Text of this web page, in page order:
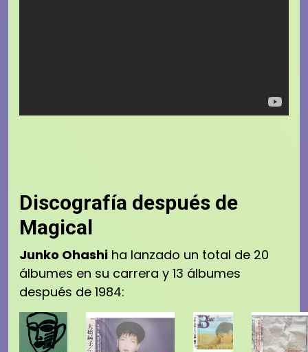
Discografía después de
Magical
Junko Ohashi ha lanzado un total de 20
álbumes en su carrera y 13 álbumes
después de 1984: